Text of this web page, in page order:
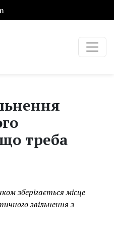
треба
зберігається місце
звільнення з